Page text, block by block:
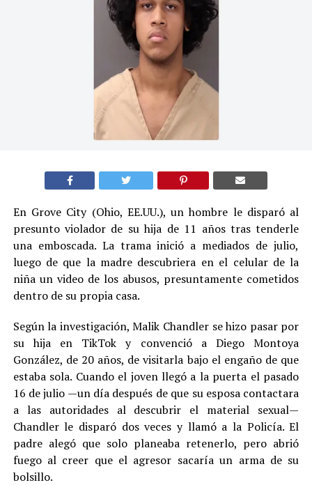
En Grove City (Ohio, EE.UU.), un hombre le disparó al
presunto violador de su hija de 11 años tras tenderle
una emboscada. La trama inició a mediados de julio,
luego de que la madre descubriera en el celular de la
niña un video de los abusos, presuntamente cometidos
dentro de su propia casa.
Según la investigación, Malik Chandler se hizo pasar por
su hija en TikTok y convenció a Diego Montoya
González, de 20 años, de visitarla bajo el engaño de que
estaba sola. Cuando el joven llegó a la puerta el pasado
16 de julio —un día después de que su esposa contactara
a las autoridades al descubrir el material sexual—
Chandler le disparó dos veces y llamó a la Policía. El
padre alegó que solo planeaba retenerlo, pero abrió
fuego al creer que el agresor sacaría un arma de su
bolsillo.